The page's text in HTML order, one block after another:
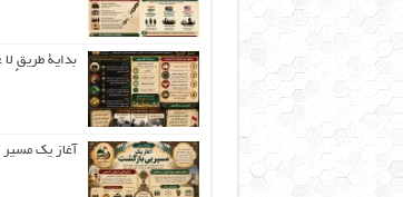
بداية طريقٍ لا
آغاز یک